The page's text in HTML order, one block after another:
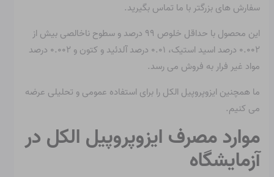
سفارش های بزرگتر با ما تماس بگیرید.
این محصول با حداقل خلوص ۹۹ درصد و سطوح ناخالصی بیش از
۰.۰۰۲ درصد اسید استیک، ۰.۰۱ درصد آلدئید و کتون و ۰.۰۰۲ درصد
مواد غیر فرار به فروش می رسد.
ما همچنین ایزوپروپیل الکل را برای استفاده عمومی و تحلیلی عرضه
می کنیم.
موارد مصرف ایزوپروپیل الکل در
آزمایشگاه